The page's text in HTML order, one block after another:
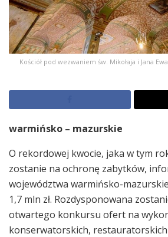
Kościół pod wezwaniem św. Mikołaja i Jana
warmińsko – mazurskie
O rekordowej kwocie, jaka w tym
zostanie na ochronę zabytków,
województwa warmińsko-
1,7 mln zł. Rozdysponowana
otwartego konkursu ofert na
konserwatorskich,